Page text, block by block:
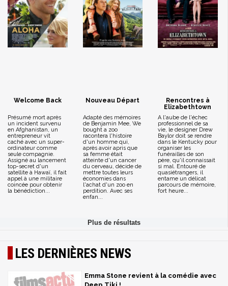
Welcome Back
Présumé mort après
un incident survenu
en Afghanistan, un
entrepreneur vit
caché avec un super-
ordinateur comme
seule compagnie.
Assigné au lancement
top-secret d'un
satellite à Hawaï, il fait
appel à une militaire
coincée pour obtenir
la bénédiction...
Nouveau Départ
Adapté des mémoires
de Benjamin Mee, We
bought a zoo
racontera l'histoire
d'un homme qui,
après avoir apris que
sa femme était
atteinte d'un cancer
du cerveau, décide de
mettre toutes leurs
économies dans
l'achat d'un zoo en
perdition. Avec ses
enfan...
Rencontres à
Elizabethtown
A l'aube de l'échec
professionnel de sa
vie, le designer Drew
Baylor doit se rendre
dans le Kentucky pour
organiser les
funérailles de son
père, qu'il connaissait
si mal. Entouré de
quasiétrangers, il
entame un délicat
parcours de mémoire,
fort heure...
LES DERNIÈRES NEWS
Emma Stone revient à la comédie avec